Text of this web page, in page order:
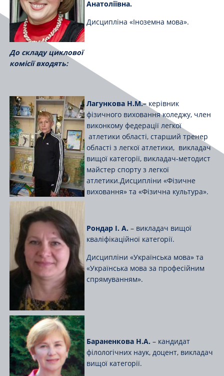
Анатоліївна.
Дисципліна «Іноземна мова».
До складу циклової
комісії входять:
Лагункова Н.М.–керівник
фізичного виховання коледжу, член
виконкому федерації легкої
атлетики області, старший тренер
області з легкої атлетики, викладач
вищої категорії, викладач-методист
майстер спорту з легкої
атлетики.Дисципліни «Фізичне
виховання» та «Фізична культура».
Рондар І. А. – викладач вищої
кваліфікаційної категорії.
Дисципліни «Українська мова» та
«Українська мова за професійним
спрямуванням».
Бараненкова Н.А. – кандидат
філологічних наук, доцент, викладач
вищої категорії.